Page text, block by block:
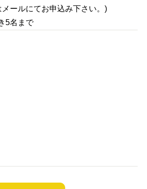
ールにてお申込み下さい。)
5名まで